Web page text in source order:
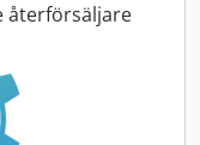
återförsäljare